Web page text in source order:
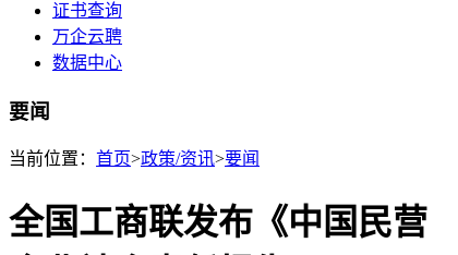
证书查询
万企云聘
数据中心
要闻
当前位置： 首页>政策/资讯>要闻
全国工商联发布《中国民营